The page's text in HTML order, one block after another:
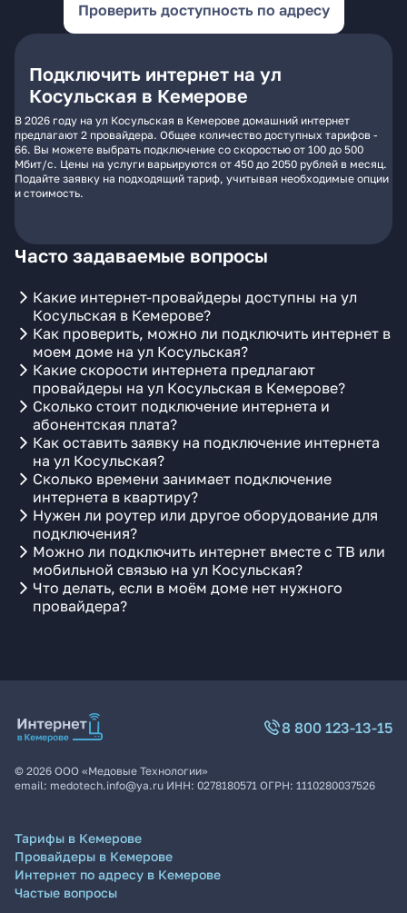
Проверить доступность по адресу
Подключить интернет на ул
Косульская в Кемерове
В 2026 году на ул Косульская в Кемерове домашний интернет
предлагают 2 провайдера. Общее количество доступных тарифов -
66. Вы можете выбрать подключение со скоростью от 100 до 500
Мбит/с. Цены на услуги варьируются от 450 до 2050 рублей в месяц.
Подайте заявку на подходящий тариф, учитывая необходимые опции
и стоимость.
Часто задаваемые вопросы
Какие интернет-провайдеры доступны на ул
Косульская в Кемерове?
Как проверить, можно ли подключить интернет в
моем доме на ул Косульская?
Какие скорости интернета предлагают
провайдеры на ул Косульская в Кемерове?
Сколько стоит подключение интернета и
абонентская плата?
Как оставить заявку на подключение интернета
на ул Косульская?
Сколько времени занимает подключение
интернета в квартиру?
Нужен ли роутер или другое оборудование для
подключения?
Можно ли подключить интернет вместе с ТВ или
мобильной связью на ул Косульская?
Что делать, если в моём доме нет нужного
провайдера?
8 800 123-13-15
© 2026 ООО «Медовые Технологии»
email: medotech.info@ya.ru ИНН: 0278180571 ОГРН: 1110280037526
Тарифы в Кемерове
Провайдеры в Кемерове
Интернет по адресу в Кемерове
Частые вопросы